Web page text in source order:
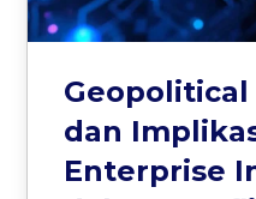
Geopolitical
dan
Enterprise